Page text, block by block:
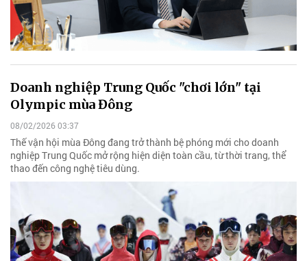
Doanh nghiệp Trung Quốc "chơi lớn" tại
Olympic mùa Đông
08/02/2026 03:37
Thế vận hội mùa Đông đang trở thành bệ phóng mới cho doanh
nghiệp Trung Quốc mở rộng hiện diện toàn cầu, từ thời trang, thể
thao đến công nghệ tiêu dùng.